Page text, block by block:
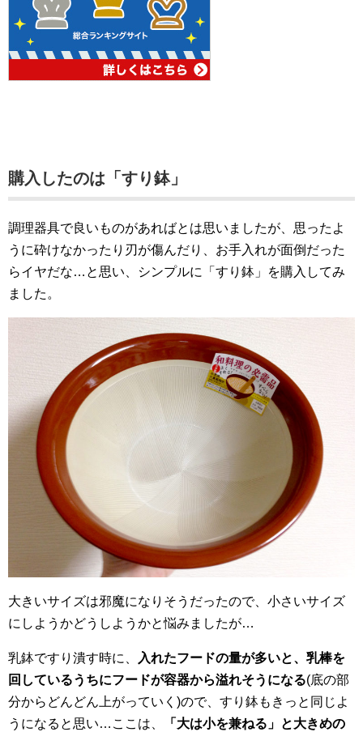
購入したのは「すり鉢」
調理器具で良いものがあればとは思いましたが、思ったよ
うに砕けなかったり刃が傷んだり、お手入れが面倒だった
らイヤだな…と思い、シンプルに「すり鉢」を購入してみ
ました。
大きいサイズは邪魔になりそうだったので、小さいサイズ
にしようかどうしようかと悩みましたが…
乳鉢ですり潰す時に、
入れたフードの量が多いと、乳棒を
回しているうちにフードが容器から溢れそうになる(底の部
分からどんどん上がっていく)ので、すり鉢もきっと同じよ
うになると思い…ここは、
「大は小を兼ねる」と大きめの